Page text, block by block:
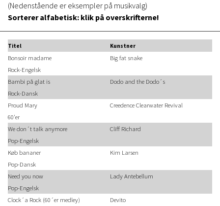
(Nedenstående er eksempler på musikvalg)
Sorterer alfabetisk: klik på overskrifterne!
Titel Kunstner
Bonsoir madame
Big fat snake
Rock-Engelsk
Bambi på glat is
Dodo and the Dodo´s
Rock-Dansk
Proud Mary
Creedence Clearwater Revival
60'er
We don´t talk anymore
Cliff Richard
Pop-Engelsk
Køb bananer
Kim Larsen
Pop-Dansk
Need you now
Lady Antebellum
Pop-Engelsk
Clock´a Rock (60´er medley)
Devito